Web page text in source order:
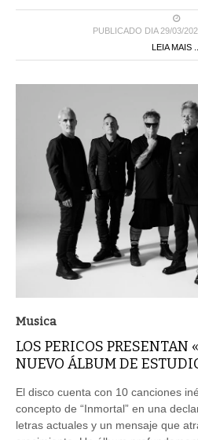
PUBLICADO DIA 29/03/
LEIA MAIS ...
Musica
LOS PERICOS PRESENTAN
NUEVO ÁLBUM DE
El disco cuenta con 10 canciones
concepto de “Inmortal” en una
letras actuales y un mensaje que